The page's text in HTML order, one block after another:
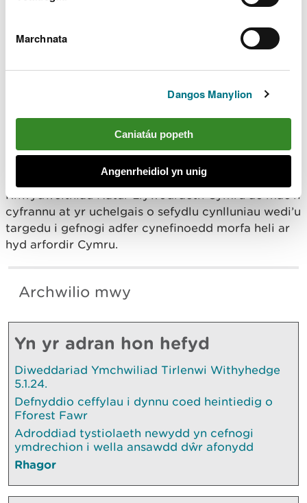
Marchnata
Dangos Manylion
Caniatáu popeth
Angenrheidiol yn unig
yn rhan mor bwysig o’r arfordir ar hyd yr
aber.
“Gall morfeydd heli iach hefyd ddarparu
helpu yn erbyn newid yn yr hinsawdd, fel y
Ariennir y prosiect hwn drwy raglen
Rhwydweithiau Natur Llywodraeth Cymru ac mae’n
cyfrannu at yr uchelgais o sefydlu cynlluniau wedi’u
targedu i gefnogi adfer cynefinoedd morfa heli ar
hyd arfordir Cymru.
Archwilio mwy
Yn yr adran hon hefyd
Diweddariad Ymchwiliad Tirlenwi Withyhedge
5.1.24.
Defnyddio ceffylau i dynnu coed heintiedig o
Fforest Fawr
Adroddiad tystiolaeth newydd yn cefnogi
ymdrechion i wella ansawdd dŵr afonydd
Rhagor